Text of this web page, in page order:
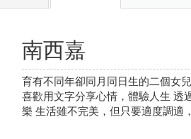
南西嘉
育有不同年卻同月同日生的二個女
喜歡用文字分享心情，體驗人生 透
樂 生活雖不完美，但只要適度調適